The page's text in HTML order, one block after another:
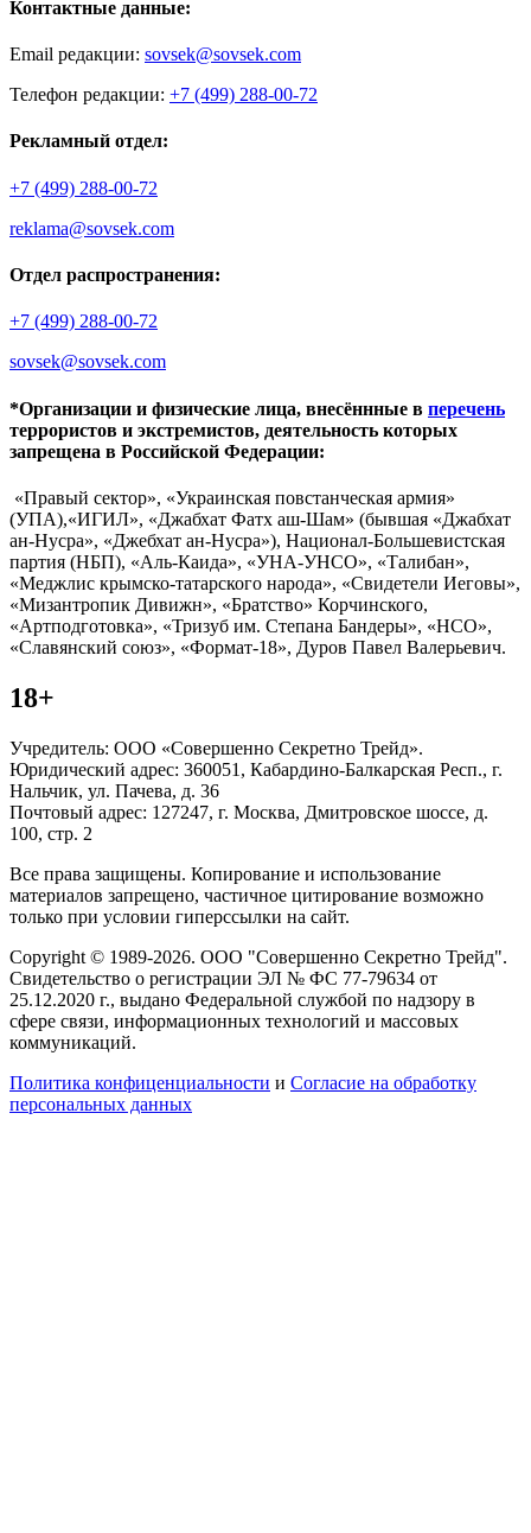
Контактные данные:
Email редакции: sovsek@sovsek.com
Телефон редакции: +7 (499) 288-00-72
Рекламный отдел:
+7 (499) 288-00-72
reklama@sovsek.com
Отдел распространения:
+7 (499) 288-00-72
sovsek@sovsek.com
*Организации и физические лица, внесённные в перечень
террористов и экстремистов, деятельность которых
запрещена в Российской Федерации:
«Правый сектор», «Украинская повстанческая армия»
(УПА),«ИГИЛ», «Джабхат Фатх аш-Шам» (бывшая «Джабхат
ан-Нусра», «Джебхат ан-Нусра»), Национал-Большевистская
партия (НБП), «Аль-Каида», «УНА-УНСО», «Талибан»,
«Меджлис крымско-татарского народа», «Свидетели Иеговы»,
«Мизантропик Дивижн», «Братство» Корчинского,
«Артподготовка», «Тризуб им. Степана Бандеры», «НСО»,
«Славянский союз», «Формат-18», Дуров Павел Валерьевич.
18+
Учредитель: ООО «Совершенно Секретно Трейд».
Юридический адрес: 360051, Кабардино-Балкарская Респ., г.
Нальчик, ул. Пачева, д. 36
Почтовый адрес: 127247, г. Москва, Дмитровское шоссе, д.
100, стр. 2
Все права защищены. Копирование и использование
материалов запрещено, частичное цитирование возможно
только при условии гиперссылки на сайт.
Copyright © 1989-2026. ООО "Совершенно Секретно Трейд".
Свидетельство о регистрации ЭЛ № ФС 77-79634 от
25.12.2020 г., выдано Федеральной службой по надзору в
сфере связи, информационных технологий и массовых
коммуникаций.
Политика конфиценциальности и Согласие на обработку
персональных данных